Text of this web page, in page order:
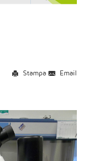
Email
Stampa